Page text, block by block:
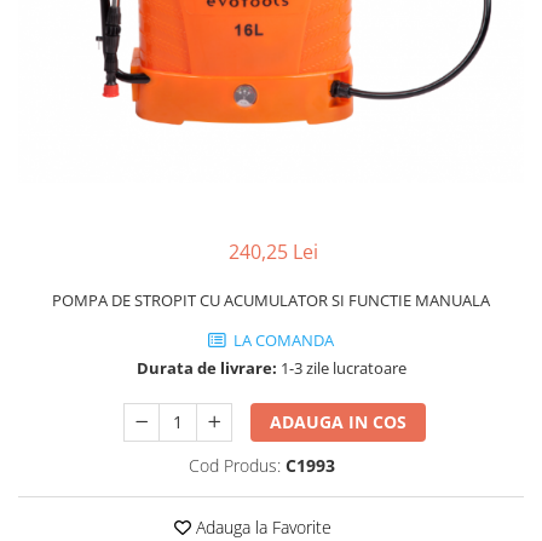
240,25 Lei
POMPA DE STROPIT CU ACUMULATOR SI FUNCTIE MANUALA
LA COMANDA
Durata de livrare: 1-3 zile lucratoare
ADAUGA IN COS
Cod Produs: C1993
Adauga la Favorite